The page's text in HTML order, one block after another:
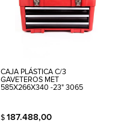
CAJA PLÁSTICA C/3
GAVETEROS MET
585X266X340 -23" 3065
$187.488,00